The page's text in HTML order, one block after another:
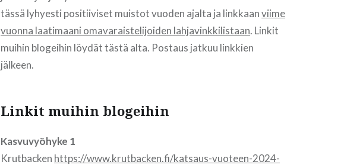
tässä lyhyesti positiiviset muistot vuoden ajalta ja linkkaanviime
vuonna laatimaani omavaraistelijoiden lahjavinkkilistaan. Linkit
muihin blogeihin löydät tästä alta. Postaus jatkuu linkkien
jälkeen.
Linkit muihin blogeihin
Kasvuvyöhyke 1
Krutbacken https://www.krutbacken.fi/katsaus-vuoteen-2024-